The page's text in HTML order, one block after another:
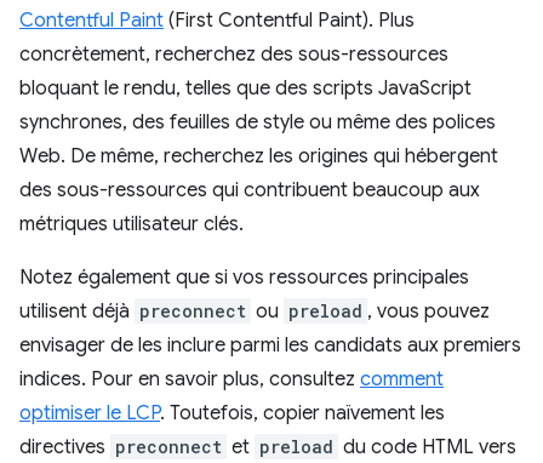
Contentful Paint (First Contentful Paint). Plus
concrètement, recherchez des sous-ressources
bloquant le rendu, telles que des scripts JavaScript
synchrones, des feuilles de style ou même des polices
Web. De même, recherchez les origines qui hébergent
des sous-ressources qui contribuent beaucoup aux
métriques utilisateur clés.
Notez également que si vos ressources principales
utilisent déjà preconnect ou preload , vous pouvez
envisager de les inclure parmi les candidats aux premiers
indices. Pour en savoir plus, consultez comment
optimiser le LCP. Toutefois, copier naïvement les
directives preconnect et preload du code HTML vers